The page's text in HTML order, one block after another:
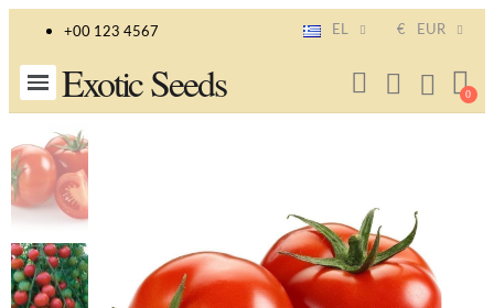
+00 123 4567 EL € EUR
Exotic Seeds